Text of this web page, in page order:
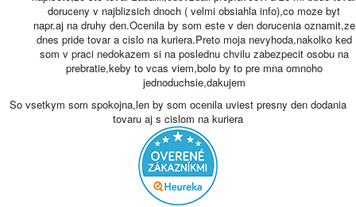
doruceny v najblizsich dnoch ( velmi obsiahla info),co moze byt
napr.aj na druhy den.Ocenila by som este v den dorucenia oznamit,ze
dnes pride tovar a cislo na kuriera.Preto moja nevyhoda,nakolko ked
som v praci nedokazem si na poslednu chvilu zabezpecit osobu na
prebratie,keby to vcas viem,bolo by to pre mna omnoho
jednoduchsie,dakujem
So vsetkym som spokojna,len by som ocenila uviest presny den dodania
tovaru aj s cislom na kuriera